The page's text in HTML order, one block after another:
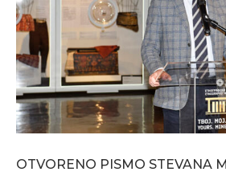
OTVORENO PISMO STEVANA